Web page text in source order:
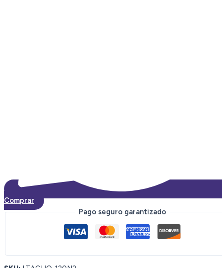
Comprar
Pago seguro garantizado